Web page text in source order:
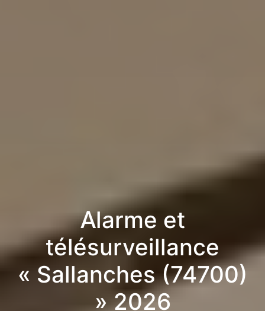
Alarme et
télésurveillance
« Sallanches (74700)
» 2026